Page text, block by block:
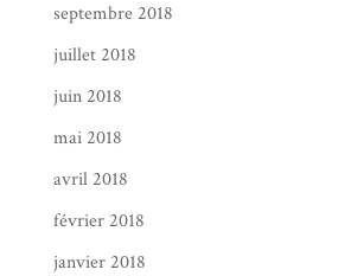
septembre 2018
juillet 2018
juin 2018
mai 2018
avril 2018
février 2018
janvier 2018